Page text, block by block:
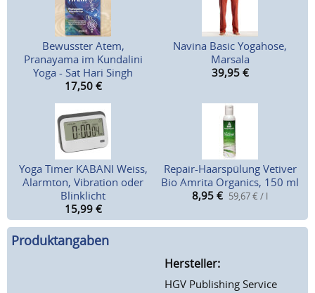
Bewusster Atem,
Pranayama im Kundalini
Yoga - Sat Hari Singh
17,50 €
Navina Basic Yogahose,
Marsala
39,95 €
Yoga Timer KABANI Weiss,
Alarmton, Vibration oder
Blinklicht
15,99 €
Repair-Haarspülung Vetiver
Bio Amrita Organics, 150 ml
8,95 € 59,67 € / l
Produktangaben
Hersteller:
HGV Publishing Service